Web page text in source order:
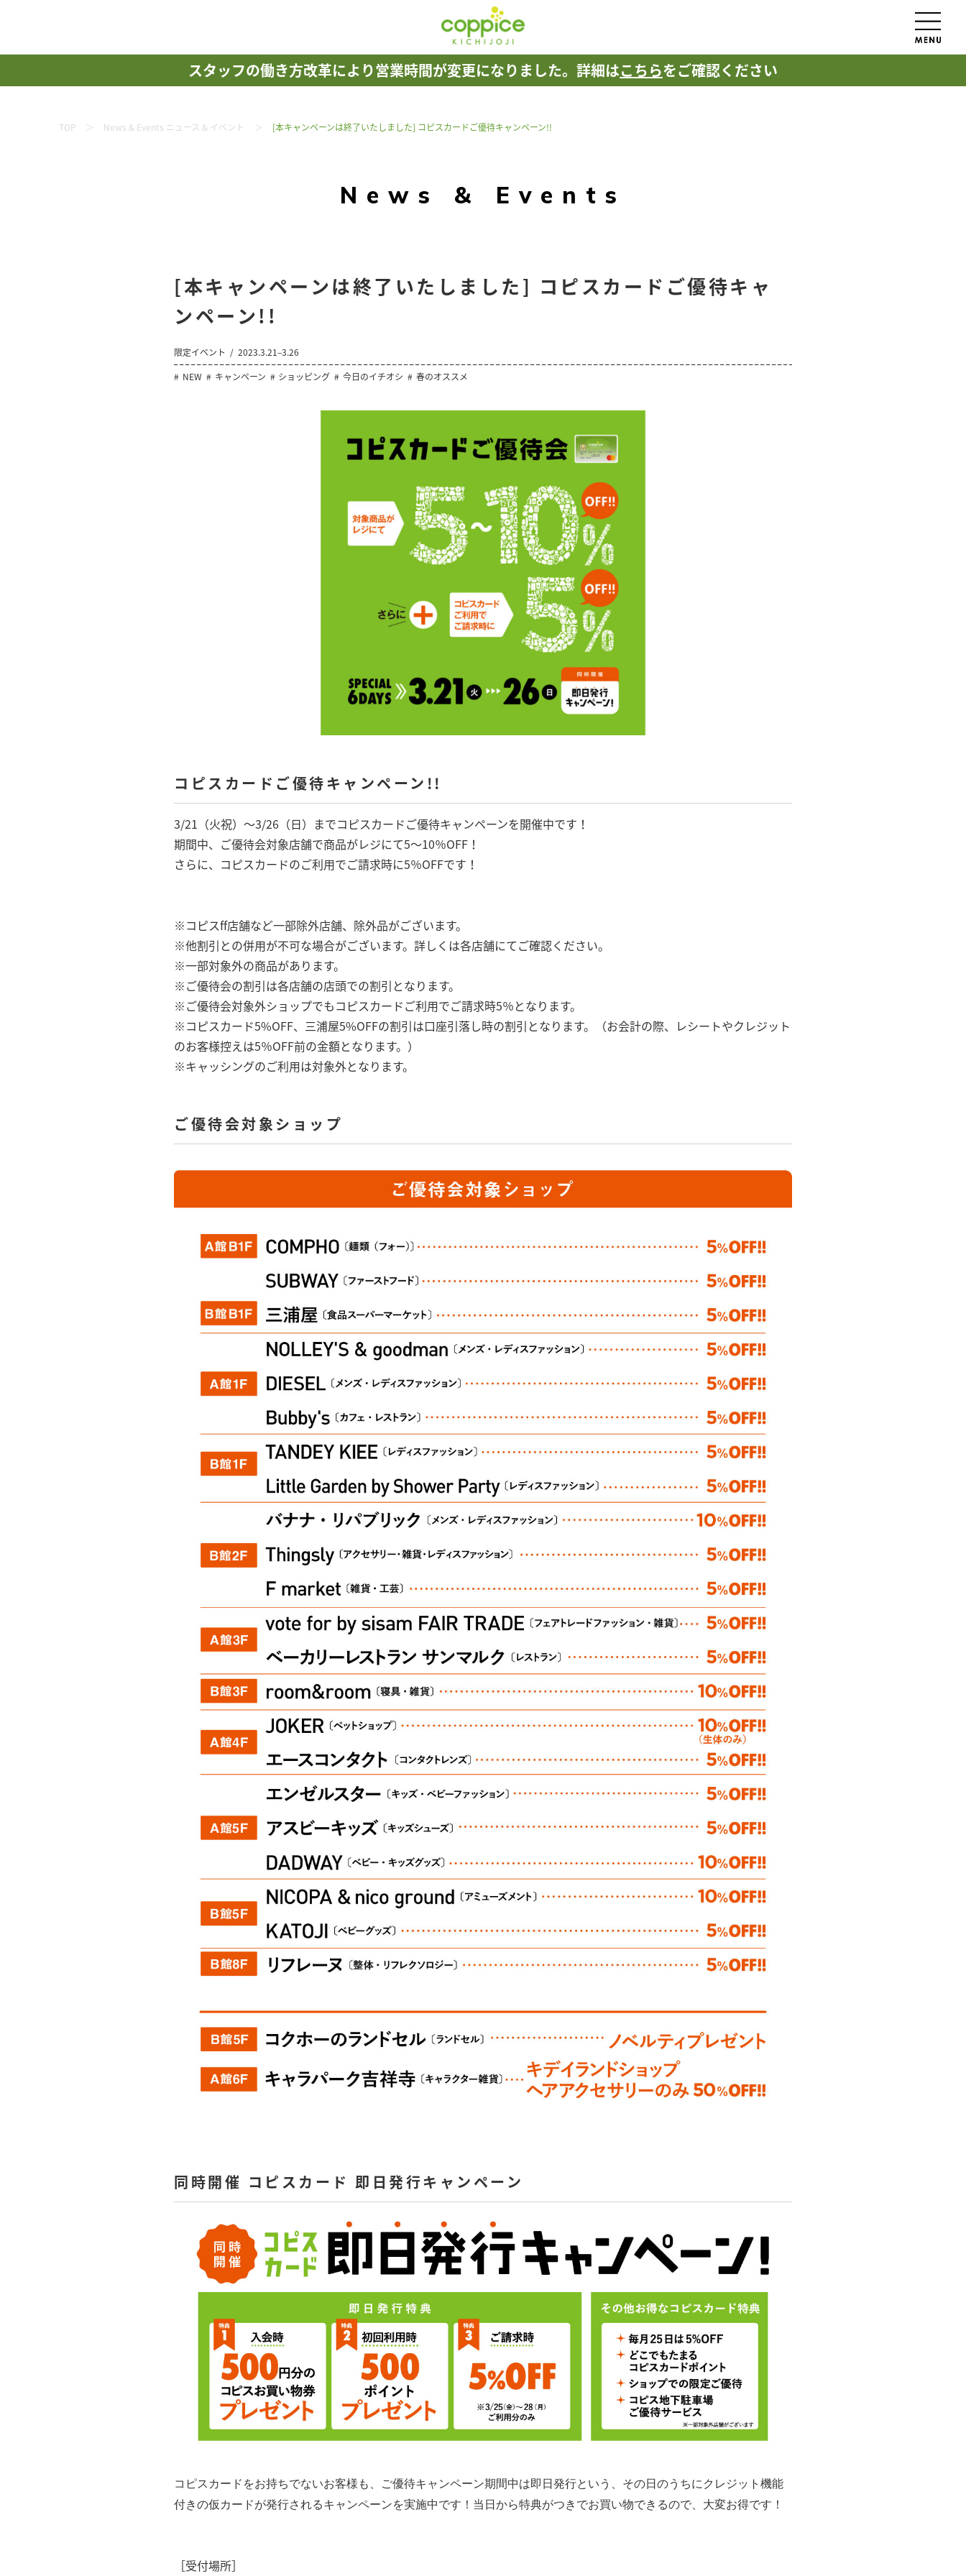
スタッフの働き方改革により営業時間が変更になりました。 詳細はこちらをご確認ください
TOP News & Events ニュース & イベント [本キャンペーンは終了いたしました] コピスカードご優待キャンペーン!!
News & Events
[本キャンペーンは終了いたしました] コピスカードご優待キャ
ンペーン!!
限定イベント
2023.3.21–3.26
NEW
キャンペーン ショッピング 今日のイチオシ 春のオススメ
コピスカードご優待キャンペーン!!
3/21（火祝）〜3/26（日）までコピスカードご優待キャンペーンを開催中です！
期間中、ご優待会対象店舗で商品がレジにて5～10％OFF！
さらに、コピスカードのご利用でご請求時に5％OFFです！
※コピスff店舗など一部除外店舗、除外品がございます。
※他割引との併用が不可な場合がございます。詳しくは各店舗にてご確認ください。
※一部対象外の商品があります。
※ご優待会の割引は各店舗の店頭での割引となります。
※ご優待会対象外ショップでもコピスカードご利用でご請求時5％となります。
※コピスカード5%OFF、三浦屋5%OFFの割引は口座引落し時の割引となります。（お会計の際、レシートやクレジット
のお客様控えは5％OFF前の金額となります。）
※キャッシングのご利用は対象外となります。
ご優待会対象ショップ
同時開催 コピスカード 即日発行キャンペーン
コピスカードをお持ちでないお客様も、ご優待キャンペーン期間中は即日発行という、その日のうちにクレジット機能
付きの仮カードが発行されるキャンペーンを実施中です！ 当日から特典がつきでお買い物できるので、大変お得です！
［受付場所］